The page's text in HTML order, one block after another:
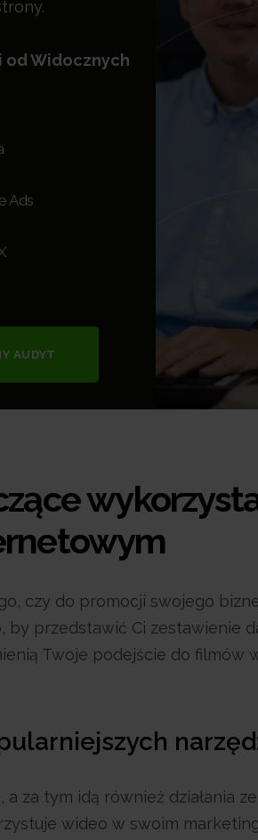
od Widocznych
Ads
AUDYT
czy do promocji swojego
by przedstawić Ci zestawienie
Twoje podejście do filmów
za tym idą również działania
wideo w swoim